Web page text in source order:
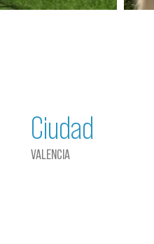
Ciudad
VALENCIA